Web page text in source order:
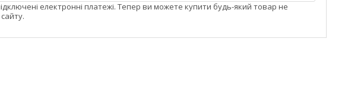
електронні платежі. Тепер ви можете купити будь-який товар не